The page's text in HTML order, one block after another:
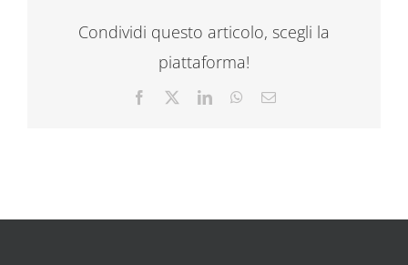
Condividi questo articolo, scegli la
piattaforma!
Facebook LinkedInWhatsApp
Email